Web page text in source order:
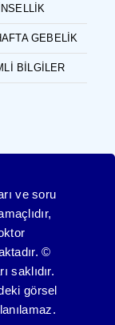
GEBELIK
BILGILER
ve soru
©
saklıdır.
görsel